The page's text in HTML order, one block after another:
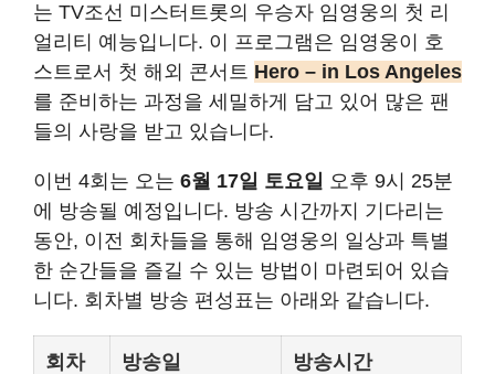
는 TV조선 미스터트롯의 우승자 임영웅의 첫 리
얼리티 예능입니다. 이 프로그램은 임영웅이 호
스트로서 첫 해외 콘서트 Hero – in Los Angeles
를 준비하는 과정을 세밀하게 담고 있어 많은 팬
들의 사랑을 받고 있습니다.
이번 4회는 오는 6월 17일 토요일 오후 9시 25분
에 방송될 예정입니다. 방송 시간까지 기다리는
동안, 이전 회차들을 통해 임영웅의 일상과 특별
한 순간들을 즐길 수 있는 방법이 마련되어 있습
니다. 회차별 방송 편성표는 아래와 같습니다.
회차 방송일 방송시간